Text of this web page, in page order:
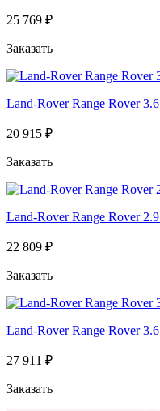
25 769 ₽
Заказать
Land-Rover Range Rover
20 915 ₽
Заказать
Land-Rover Range Rover
22 809 ₽
Заказать
Land-Rover Range Rover
27 911 ₽
Заказать